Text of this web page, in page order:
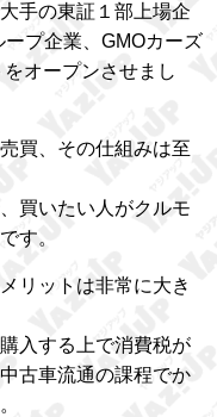
手の東証１部上場企
プ企業、GMOカーズ
オープンさせまし
買、その仕組みは至
買いたい人がクルモ
す。
リットは非常に大き
入する上で消費税が
古車流通の課程でか